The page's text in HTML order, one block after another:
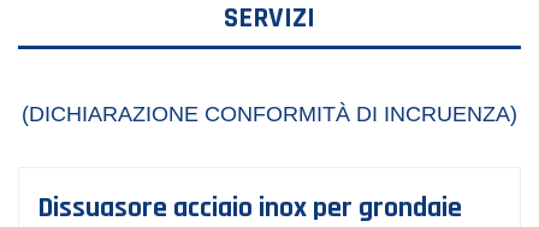
SERVIZI
(DICHIARAZIONE CONFORMITÀ DI INCRUENZA)
Dissuasore acciaio inox per grondaie